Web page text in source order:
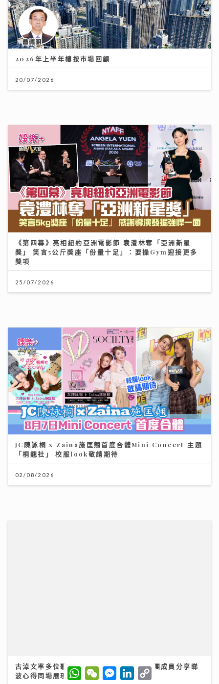
JC陳詠桐 x Zaina施匡翹首度合體Mini Concert 主題
「桐翹社」 校服look敬請期待
古淖文率多位歌手黃埔天地美食坊演出 女團成員分享睇
波心得同場展現球技
19/07/2026
動漫節2026｜「新城廣播」大會指定全媒體 「Z 世代咪
高峰show」以「我們的收藏品」為主題 眾歌手傾力獻唱
交流收藏故事
24/07/2026
W
h
W
e
M
e
L
C